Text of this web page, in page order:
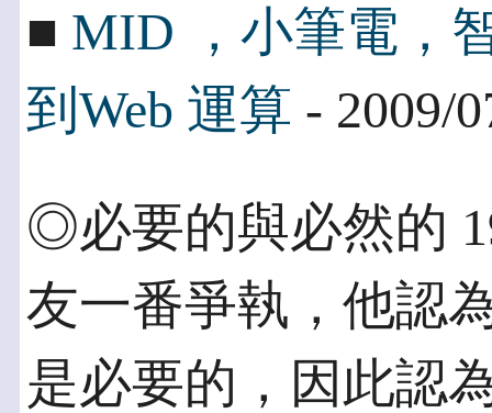
■ MID ，小筆電，
到Web 運算 - 2009/
◎必要的與必然的
友一番爭執，他認
是必要的，因此認